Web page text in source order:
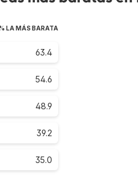
LA MÁS BARATA
63.4
54.6
48.9
39.2
35.0